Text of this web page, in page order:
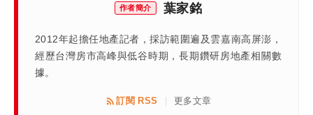
作者簡介 葉家銘
2012年起擔任地產記者，採訪範圍遍及雲嘉南高屏澎，
經歷台灣房市高峰與低谷時期，長期鑽研房地產相關數
據。
訂閱 RSS 更多文章